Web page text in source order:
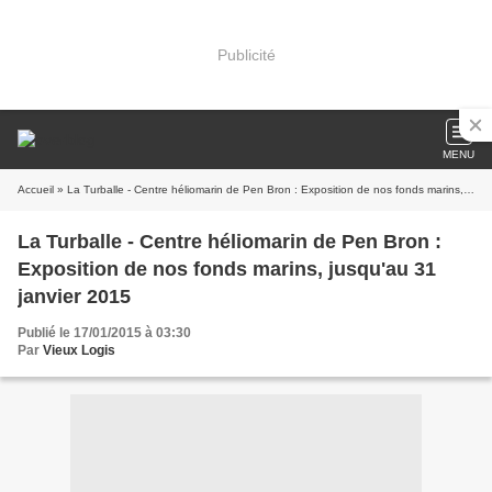
Publicité
MENU
Accueil » La Turballe - Centre héliomarin de Pen Bron : Exposition de nos fonds marins, jusqu'au 31 janvier 2015
La Turballe - Centre héliomarin de Pen Bron :
Exposition de nos fonds marins, jusqu'au 31
janvier 2015
Publié le 17/01/2015 à 03:30
Par Vieux Logis